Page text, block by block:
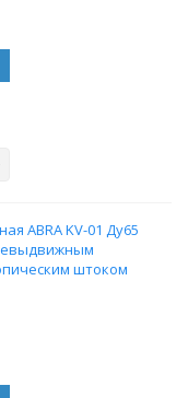
ABRA KV-01 Ду65
штоком